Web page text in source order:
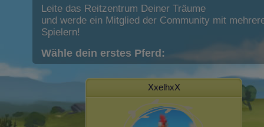
Leite das Reitzentrum Deiner Träume
und werde ein Mitglied der Community mit
Spielern!
Wähle dein erstes Pferd:
XxelhxX